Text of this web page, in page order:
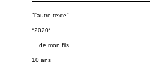
"l'autre texte"
*2020*
... de mon fils
10 ans